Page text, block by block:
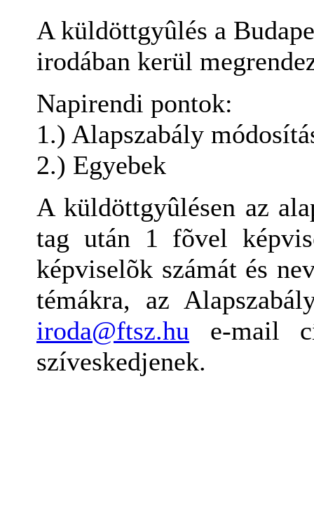
A küldöttgyûlés a
irodában kerül
Napirendi pontok:
1.) Alapszabály
2.) Egyebek
A küldöttgyûlésen az
tag után 1 fõvel
képviselõk számát és
témákra, az
iroda@ftsz.hu e-mail
szíveskedjenek.